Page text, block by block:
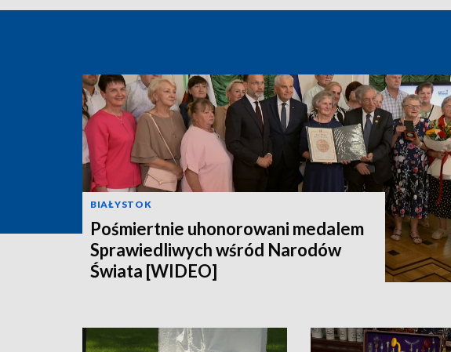
BIAŁYSTOK
Pośmiertnie uhonorowani medalem
Sprawiedliwych wśród Narodów
Świata [WIDEO]